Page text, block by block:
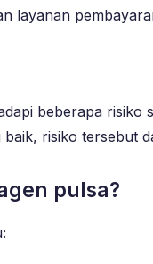
layanan
beberapa
risiko tersebut
pulsa?